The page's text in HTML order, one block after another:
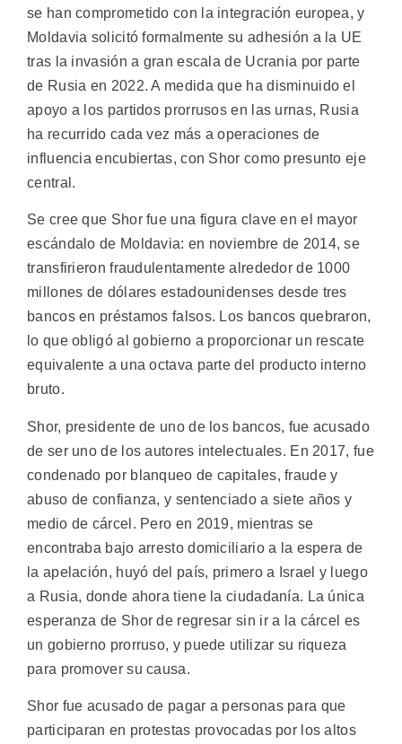
se han comprometido con la integración europea, y
Moldavia solicitó formalmente su adhesión a la UE
tras la invasión a gran escala de Ucrania por parte
de Rusia en 2022. A medida que ha disminuido el
apoyo a los partidos prorrusos en las urnas, Rusia
ha recurrido cada vez más a operaciones de
influencia encubiertas, con Shor como presunto eje
central.
Se cree que Shor fue una figura clave en el mayor
escándalo de Moldavia: en noviembre de 2014, se
transfirieron fraudulentamente alrededor de 1000
millones de dólares estadounidenses desde tres
bancos en préstamos falsos. Los bancos quebraron,
lo que obligó al gobierno a proporcionar un rescate
equivalente a una octava parte del producto interno
bruto.
Shor, presidente de uno de los bancos, fue acusado
de ser uno de los autores intelectuales. En 2017, fue
condenado por blanqueo de capitales, fraude y
abuso de confianza, y sentenciado a siete años y
medio de cárcel. Pero en 2019, mientras se
encontraba bajo arresto domiciliario a la espera de
la apelación, huyó del país, primero a Israel y luego
a Rusia, donde ahora tiene la ciudadanía. La única
esperanza de Shor de regresar sin ir a la cárcel es
un gobierno prorruso, y puede utilizar su riqueza
para promover su causa.
Shor fue acusado de pagar a personas para que
participaran en protestas provocadas por los altos